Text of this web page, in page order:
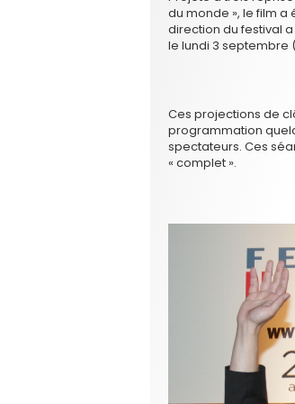
du monde », le film
direction du festival
le lundi 3 septembre
Ces projections de
programmation
spectateurs. Ces
« complet ».